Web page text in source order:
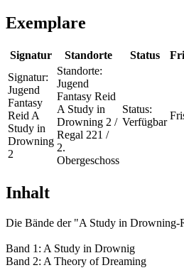
Exemplare
Signatur Standorte Status
Signatur:
Jugend
Fantasy
Reid A
Study in
Drowning
2
Standorte:
Jugend
Fantasy Reid
A Study in
Drowning 2 /
Regal 221 /
2.
Obergeschoss
Status:
Verfügbar
Inhalt
Die Bände der "A Study in Drowning-
Band 1: A Study in Drownig
Band 2: A Theory of Dreaming